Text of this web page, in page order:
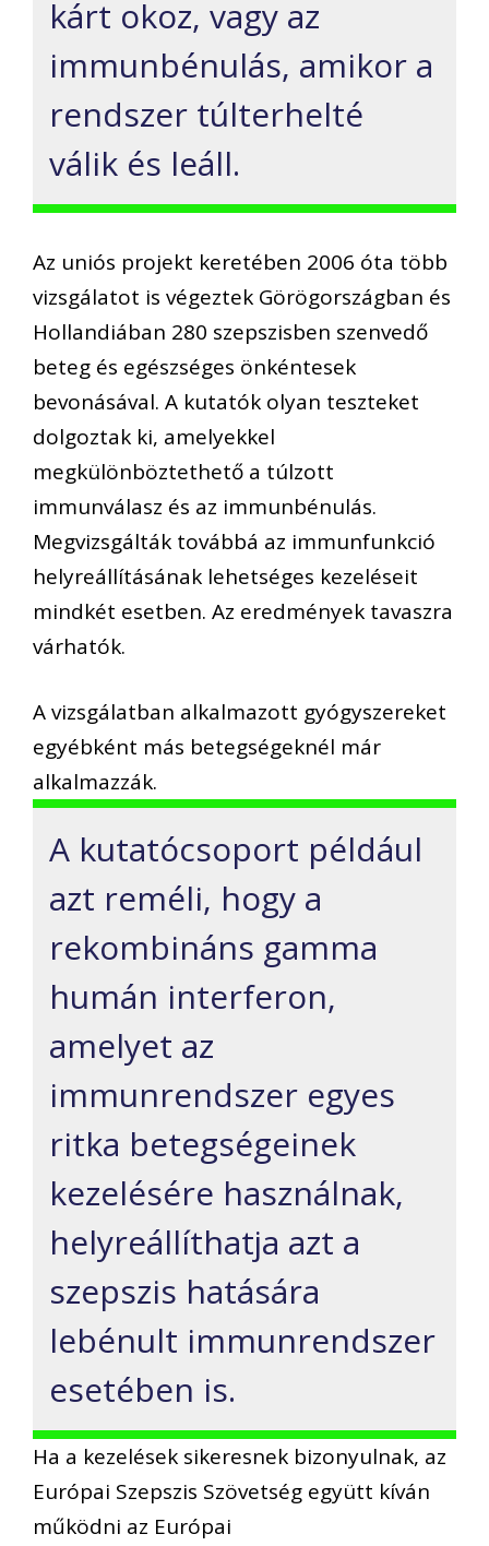
kárt okoz, vagy az
immunbénulás, amikor a
rendszer túlterhelté
válik és leáll.
Az uniós projekt keretében 2006 óta több
vizsgálatot is végeztek Görögországban és
Hollandiában 280 szepszisben szenvedő
beteg és egészséges önkéntesek
bevonásával. A kutatók olyan teszteket
dolgoztak ki, amelyekkel
megkülönböztethető a túlzott
immunválasz és az immunbénulás.
Megvizsgálták továbbá az immunfunkció
helyreállításának lehetséges kezeléseit
mindkét esetben. Az eredmények tavaszra
várhatók.
A vizsgálatban alkalmazott gyógyszereket
egyébként más betegségeknél már
alkalmazzák.
A kutatócsoport például
azt reméli, hogy a
rekombináns gamma
humán interferon,
amelyet az
immunrendszer egyes
ritka betegségeinek
kezelésére használnak,
helyreállíthatja azt a
szepszis hatására
lebénult immunrendszer
esetében is.
Ha a kezelések sikeresnek bizonyulnak, az
Európai Szepszis Szövetség együtt kíván
működni az Európai